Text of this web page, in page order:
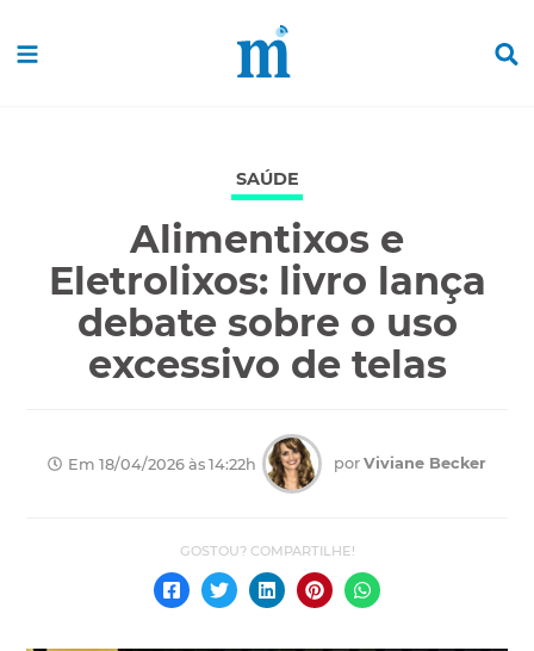
SAÚDE
Alimentixos e
Eletrolixos: livro lança
debate sobre o uso
excessivo de telas
Em 18/04/2026 às 14:22h porViviane Becker